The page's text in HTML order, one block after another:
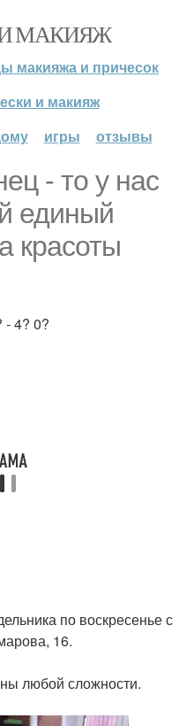
МАКИЯЖ
макияжа и причесок
и макияж
игры отзывы
- то у нас
единый
красоты
- 4? 0?
по воскресенье с
16.
любой сложности.